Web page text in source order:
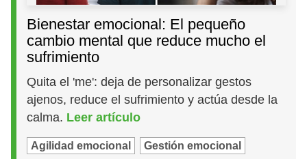
Bienestar emocional: El pequeño
cambio mental que reduce mucho el
sufrimiento
Quita el 'me': deja de personalizar gestos
ajenos, reduce el sufrimiento y actúa desde la
calma. Leer artículo
Agilidad emocional Gestión emocional